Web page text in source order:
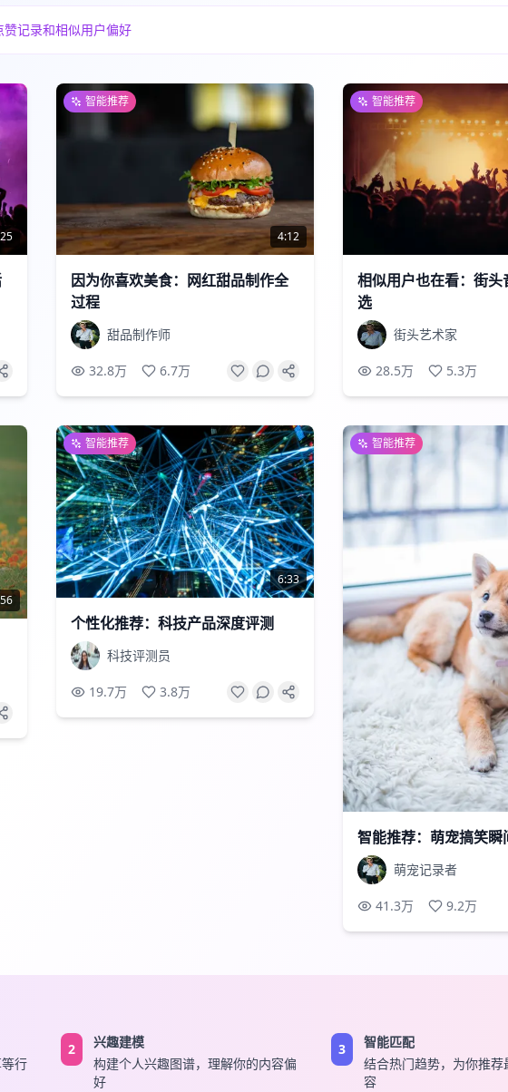
记录和相似用户偏好
4:12
因为你喜欢美食：网红甜品制作全
过程
甜品制作师
32.8万 6.7万
智能推荐
相似用户也在看：街头
选
街头艺术家
28.5万 5.3万
智能推荐
6:33
个性化推荐：科技产品深度评测
科技评测员
19.7万 3.8万
智能推荐
智能推荐：萌宠搞笑瞬
萌宠记录者
41.3万 9.2万
智能推荐
行
2
兴趣建模
构建个人兴趣图谱，理解你的内容偏
好
3
智能匹配
结合热门趋势，为你推荐
容